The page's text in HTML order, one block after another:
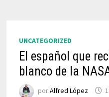
UNCATEGORIZED
El español que
blanco de la
porAlfred López